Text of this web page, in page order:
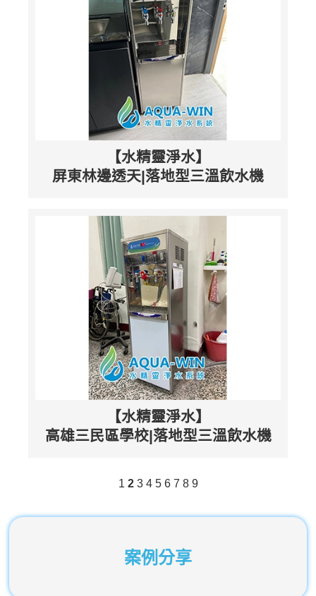
案例分享
【水精靈淨水】
屏東林邊透天|落地型三溫飲水機
【水精靈淨水】
高雄三民區學校|落地型三溫飲水機
1 2 3 4 5 6 7 8 9